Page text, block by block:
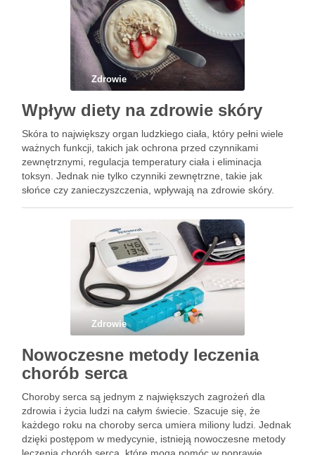
Zdrowie
Wpływ diety na zdrowie skóry
Skóra to największy organ ludzkiego ciała, który pełni wiele
ważnych funkcji, takich jak ochrona przed czynnikami
zewnętrznymi, regulacja temperatury ciała i eliminacja
toksyn. Jednak nie tylko czynniki zewnętrzne, takie jak
słońce czy zanieczyszczenia, wpływają na zdrowie skóry.
Zdrowie
Nowoczesne metody leczenia
chorób serca
Choroby serca są jednym z największych zagrożeń dla
zdrowia i życia ludzi na całym świecie. Szacuje się, że
każdego roku na choroby serca umiera miliony ludzi. Jednak
dzięki postępom w medycynie, istnieją nowoczesne metody